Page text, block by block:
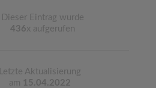
Dieser Eintrag wurde
436x aufgerufen
Letzte Aktualisierung
am 15.04.2022